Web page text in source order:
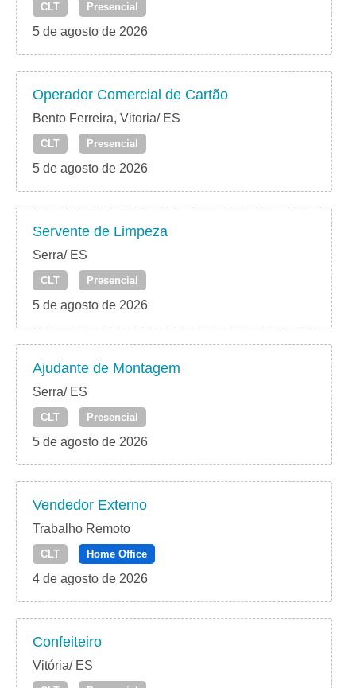
CLT Presencial
5 de agosto de 2026
Operador Comercial de Cartão
Bento Ferreira, Vitoria/ ES
CLT Presencial
5 de agosto de 2026
Servente de Limpeza
Serra/ ES
CLT Presencial
5 de agosto de 2026
Ajudante de Montagem
Serra/ ES
CLT Presencial
5 de agosto de 2026
Vendedor Externo
Trabalho Remoto
CLT Home Office
4 de agosto de 2026
Confeiteiro
Vitória/ ES